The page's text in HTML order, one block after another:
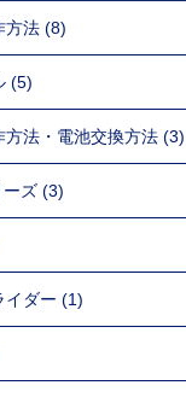
方法 (8)
(5)
方法・電池交換方法 (3)
ズ (3)
イダー (1)